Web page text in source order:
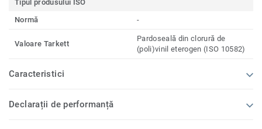
Tipul produsului ISO
Normă
-
Valoare Tarkett
Pardoseală din clorură de
(poli)vinil eterogen (ISO 10582)
Caracteristici
Declarații de performanță